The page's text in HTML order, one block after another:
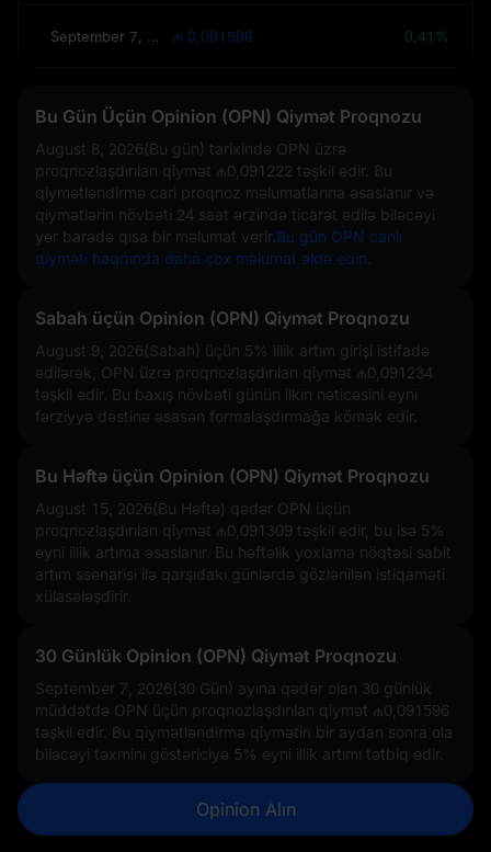
September 7, 2026(30 Gün) ₼ 0,091596 0,41%
Bu Gün Üçün Opinion (OPN) Qiymət Proqnozu
August 8, 2026(Bu gün) tarixində OPN üzrə
proqnozlaşdırılan qiymət ₼0,091222 təşkil edir. Bu
qiymətləndirmə cari proqnoz məlumatlarına əsaslanır və
qiymətlərin növbəti 24 saat ərzində ticarət edilə biləcəyi
yer barədə qısa bir məlumat verir. Bu gün OPN canlı
qiyməti haqqında daha çox məlumat əldə edin.
Sabah üçün Opinion (OPN) Qiymət Proqnozu
August 9, 2026(Sabah) üçün 5% illik artım girişi istifadə
edilərək, OPN üzrə proqnozlaşdırılan qiymət ₼0,091234
təşkil edir. Bu baxış növbəti günün ilkin nəticəsini eyni
fərziyyə dəstinə əsasən formalaşdırmağa kömək edir.
Bu Həftə üçün Opinion (OPN) Qiymət Proqnozu
August 15, 2026(Bu Həftə) qədər OPN üçün
proqnozlaşdırılan qiymət ₼0,091309 təşkil edir, bu isə 5%
eyni illik artıma əsaslanır. Bu həftəlik yoxlama nöqtəsi sabit
artım ssenarisi ilə qarşıdakı günlərdə gözlənilən istiqaməti
xülasələşdirir.
30 Günlük Opinion (OPN) Qiymət Proqnozu
September 7, 2026(30 Gün) ayına qədər olan 30 günlük
müddətdə OPN üçün proqnozlaşdırılan qiymət ₼0,091596
təşkil edir. Bu qiymətləndirmə qiymətin bir aydan sonra ola
biləcəyi təxmini göstəriciyə 5% eyni illik artımı tətbiq edir.
Opinion Alın